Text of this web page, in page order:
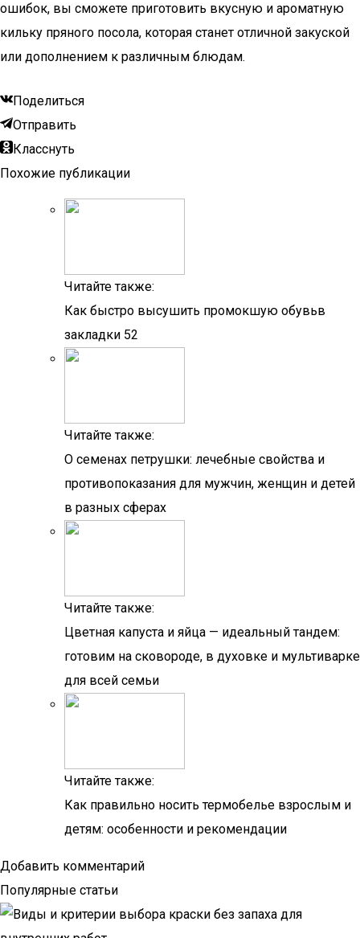
ошибок, вы сможете приготовить вкусную и ароматную
кильку пряного посола, которая станет отличной закуской
или дополнением к различным блюдам.
Поделиться
Отправить
Класснуть
Похожие публикации
Читайте также:
Как быстро высушить промокшую обувьв
закладки 52
Читайте также:
О семенах петрушки: лечебные свойства и
противопоказания для мужчин, женщин и детей
в разных сферах
Читайте также:
Цветная капуста и яйца — идеальный тандем:
готовим на сковороде, в духовке и мультиварке
для всей семьи
Читайте также:
Как правильно носить термобелье взрослым и
детям: особенности и рекомендации
Добавить комментарий
Популярные статьи